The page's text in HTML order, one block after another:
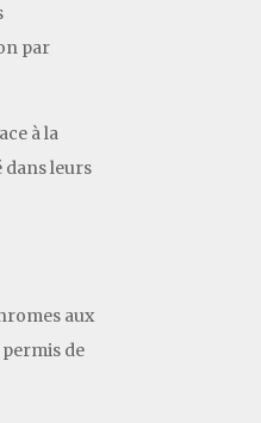
par
à la
leurs
aux
de